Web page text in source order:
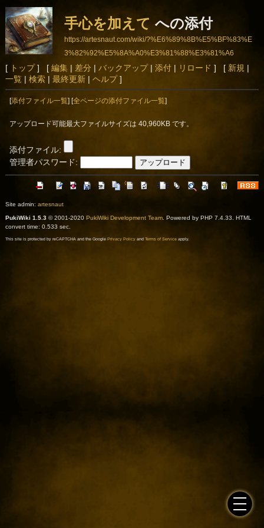
手心を加えて への添付
https://artesnaut.com/wiki/?%E6%89%8B%E5%BF%83%E
3%82%92%E5%8A%A0%E3%81%88%E3%81%A6
[ トップ] [ 編集| 差分 | バックアップ| 添付| リロード ] [ 新規 |
一覧| 検索| 最終更新| ヘルプ]
[添付ファイル一覧 ] [全ページの添付ファイル一覧
アップロード可能最大ファイルサイズは 40,960KB です。
添付ファイル:
管理者パスワード:
Site admin: artesnaut
PukiWiki 1.5.3© 2001-2020 PukiWiki Development Team. Powered by PHP 7.4.33. HTML
convert time: 0.533 sec.
This site is protected by reCAPTCHA and the Google Privacy Policyand Terms of Serviceapply.